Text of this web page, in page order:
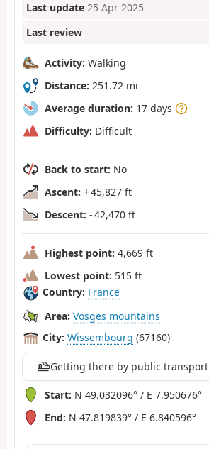
Last update 25 Apr 2025
Last review –
Activity: Walking
Distance: 251.72 mi
Average duration: 17 days
Difficulty: Difficult
Back to start: No
Ascent: + 45,827 ft
Descent: - 42,470 ft
Highest point: 4,669 ft
Lowest point: 515 ft
Country: France
Area: Vosges mountains
City: Wissembourg (67160)
Getting there by public transport
Start: N 49.032096° / E 7.950676°
End: N 47.819839° / E 6.840596°